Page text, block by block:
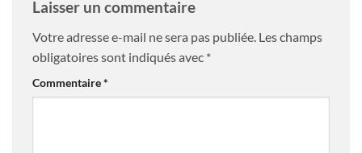
Laisser un commentaire
Votre adresse e-mail ne sera pas publiée. Les champs
obligatoires sont indiqués avec *
Commentaire*